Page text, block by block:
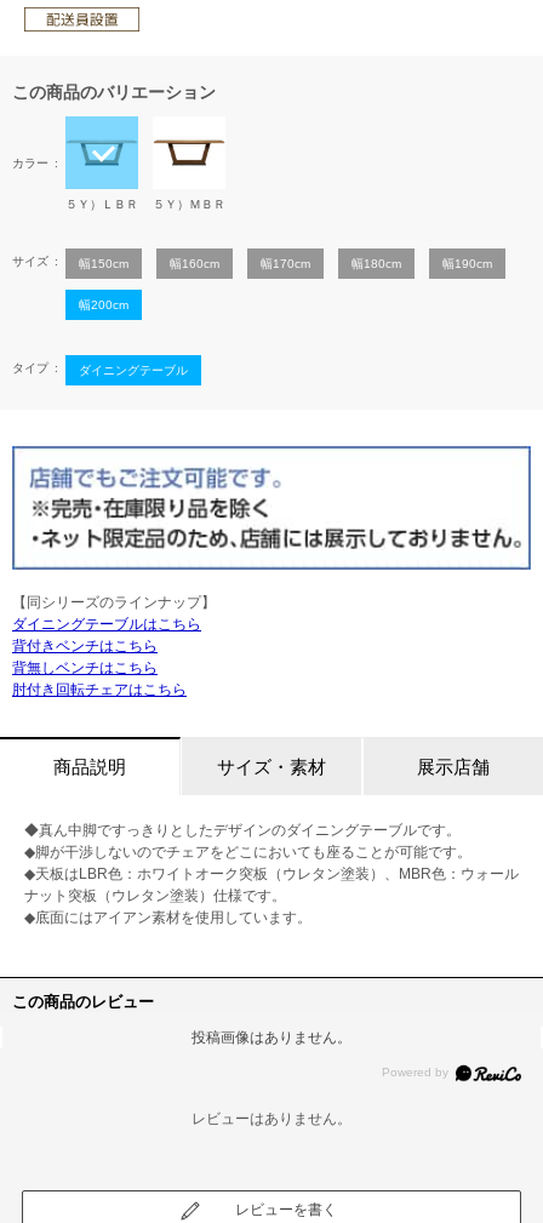
この商品のバリエーション
カラー
５Ｙ）ＬＢＲ ５Ｙ）ＭＢＲ
サイズ 幅150cm 幅160cm 幅170cm 幅180cm 幅190cm
幅200cm
タイプ ダイニングテーブル
【同シリーズのラインナップ】
ダイニングテーブルはこちら
背付きベンチはこちら
背無しベンチはこちら
肘付き回転チェアはこちら
商品説明 サイズ・素材 展示店舗
◆真ん中脚ですっきりとしたデザインのダイニングテーブルです。
◆脚が干渉しないのでチェアをどこにおいても座ることが可能です。
◆天板はLBR色：ホワイトオーク突板（ウレタン塗装）、MBR色：ウォール
ナット突板（ウレタン塗装）仕様です。
◆底面にはアイアン素材を使用しています。
この商品のレビュー
投稿画像はありません。
レビューはありません。
レビューを書く